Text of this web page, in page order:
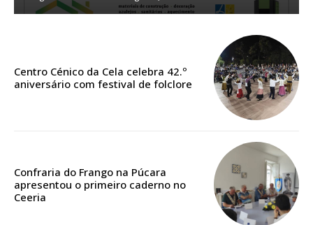
DIGITAL ANUAL
16€
Acesso ao conteúdo online
Acesso aos conteúdos Exclusivos para
Centro Cénico da Cela celebra 42.º
aniversário com festival de folclore
Confraria do Frango na Púcara
apresentou o primeiro caderno no
Ceeria